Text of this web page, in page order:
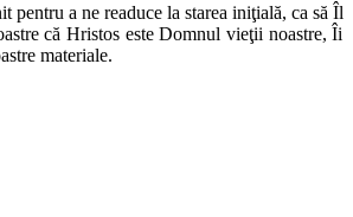
pentru a ne readuce la starea iniţială, ca să Îl
că Hristos este Domnul vieţii noastre, Îi
materiale.